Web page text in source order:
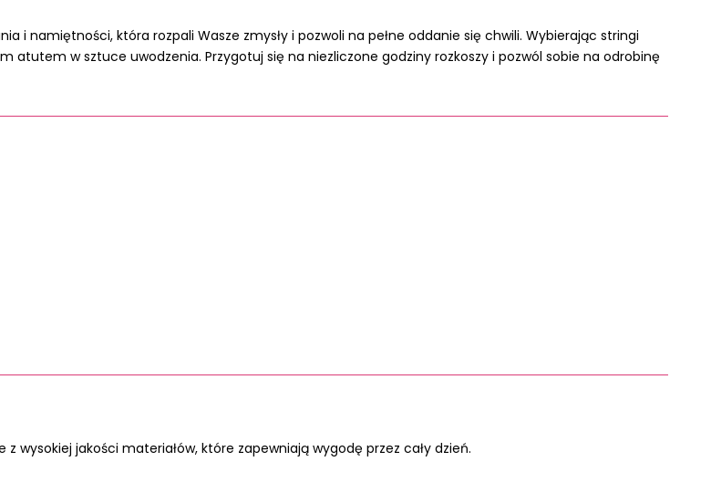
i namiętności, która rozpali Wasze zmysły i pozwoli na pełne oddanie się chwili. Wybierając stringi
atutem w sztuce uwodzenia. Przygotuj się na niezliczone godziny rozkoszy i pozwól sobie na odrobinę
wysokiej jakości materiałów, które zapewniają wygodę przez cały dzień.